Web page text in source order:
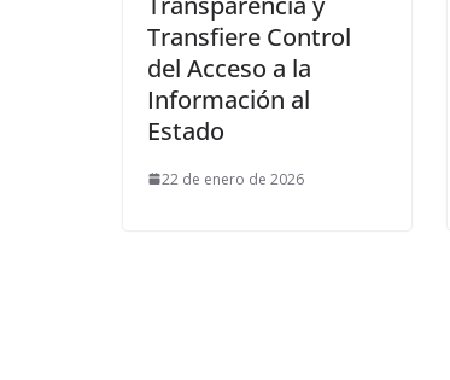
Transfiere Control
del Acceso a la
Información al
Estado
22 de enero de 2026